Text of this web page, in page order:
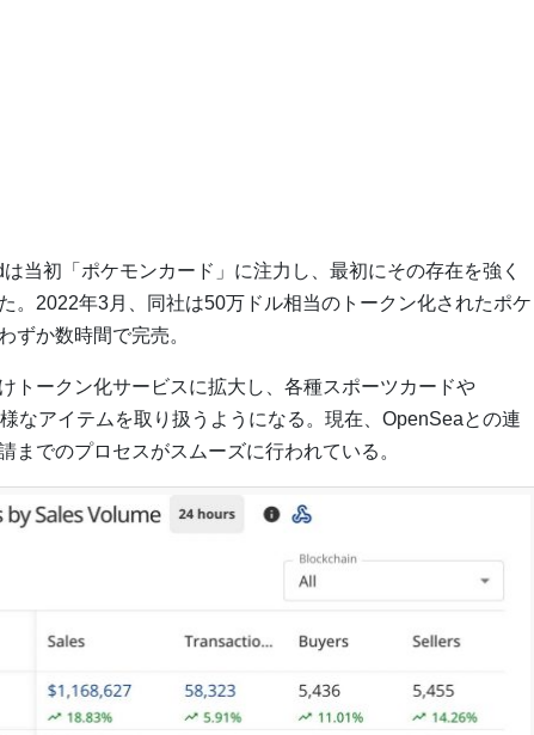
当初「ポケモンカード」に注力し、最初にその存在を強く
。2022年3月、同社は50万ドル相当のトークン化されたポケ
ずか数時間で完売。
トークン化サービスに拡大し、各種スポーツカードや
なアイテムを取り扱うようになる。現在、OpenSeaとの連
までのプロセスがスムーズに行われている。